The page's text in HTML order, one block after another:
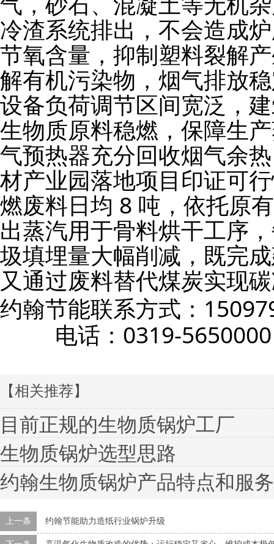
冷渣系统排出，不会造成
节氧含量，抑制塑料裂解
解有机污染物，烟气排放
设备负荷调节区间宽泛，
生物质原料稳燃，保障生
气预热器充分回收烟气余
材产业园落地项目印证可
燃废料日均 8 吨，依托原
出蒸汽用于骨料烘干工序
圾填埋量大幅削减，既完
又通过废料替代煤炭实现
约翰节能联系方式：
电话：0319-5650000
【相关推荐】
目前正规的生物质锅炉工厂
生物质锅炉选型思路
约翰生物质锅炉产品特点和服务
上一条 约翰节能助力造纸行业锅炉升级